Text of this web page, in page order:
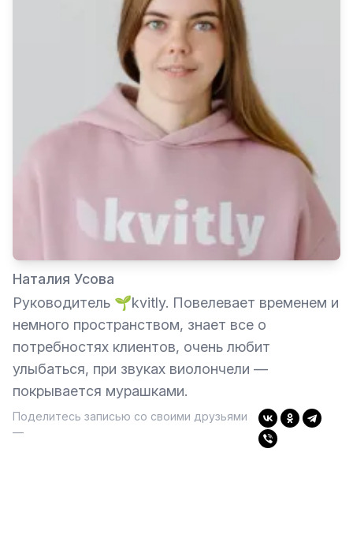
Наталия Усова
Руководитель 🌱kvitly. Повелевает временем и
немного пространством, знает все о
потребностях клиентов, очень любит
улыбаться, при звуках виолончели —
покрывается мурашками.
Поделитесь записью со своими друзьями
—